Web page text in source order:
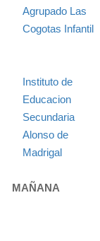
Agrupado Las
Cogotas Infantil
Instituto de
Educacion
Secundaria
Alonso de
Madrigal
MAÑANA